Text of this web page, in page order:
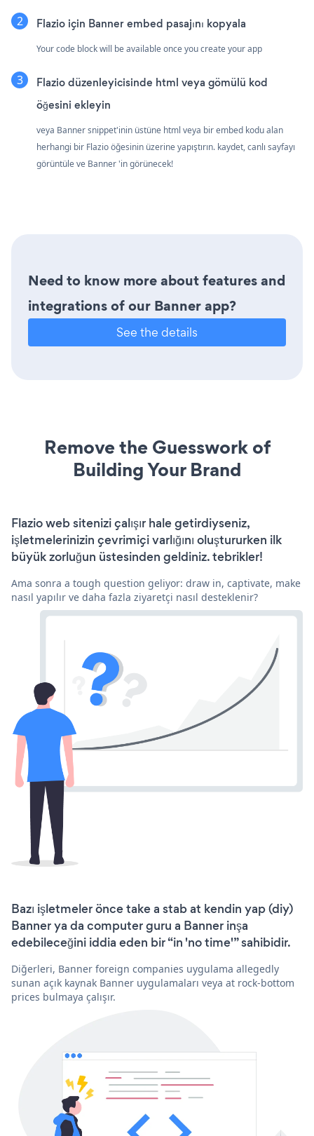
Flazio için Banner embed pasajını kopyala
Your code block will be available once you create your app
Flazio düzenleyicisinde html veya gömülü kod
öğesini ekleyin
veya Banner snippet'inin üstüne html veya bir embed kodu alan
herhangi bir Flazio öğesinin üzerine yapıştırın. kaydet, canlı sayfayı
görüntüle ve Banner 'in görünecek!
Need to know more about features and
integrations of our Banner app?
See the details
Remove the Guesswork of
Building Your Brand
Flazio web sitenizi çalışır hale getirdiyseniz,
işletmelerinizin çevrimiçi varlığını oluştururken ilk
büyük zorluğun üstesinden geldiniz. tebrikler!
Ama sonra a tough question geliyor: draw in, captivate, make
nasıl yapılır ve daha fazla ziyaretçi nasıl desteklenir?
Bazı işletmeler önce take a stab at kendin yap (diy)
Banner ya da computer guru a Banner inşa
edebileceğini iddia eden bir “in 'no time'” sahibidir.
Diğerleri, Banner foreign companies uygulama allegedly
sunan açık kaynak Banner uygulamaları veya at rock-bottom
prices bulmaya çalışır.